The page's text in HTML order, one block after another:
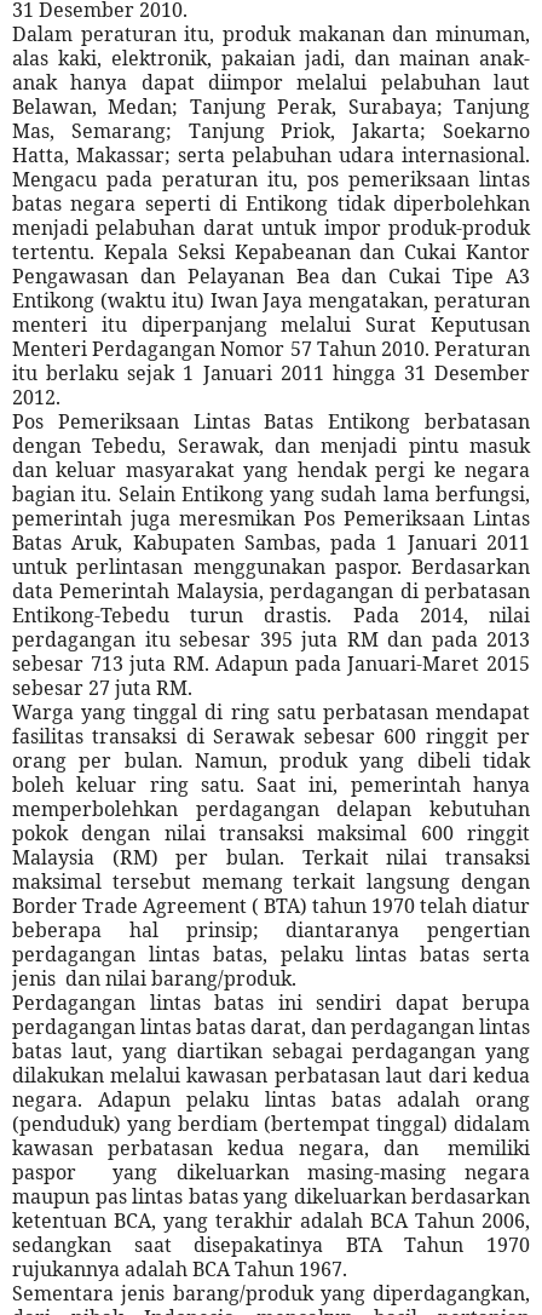
31 Desember 2010.
Dalam peraturan itu, produk makanan dan minuman,
alas kaki, elektronik, pakaian jadi, dan mainan anak-
anak hanya dapat diimpor melalui pelabuhan laut
Belawan, Medan; Tanjung Perak, Surabaya; Tanjung
Mas, Semarang; Tanjung Priok, Jakarta; Soekarno
Hatta, Makassar; serta pelabuhan udara internasional.
Mengacu pada peraturan itu, pos pemeriksaan lintas
batas negara seperti di Entikong tidak diperbolehkan
menjadi pelabuhan darat untuk impor produk-produk
tertentu. Kepala Seksi Kepabeanan dan Cukai Kantor
Pengawasan dan Pelayanan Bea dan Cukai Tipe A3
Entikong (waktu itu) Iwan Jaya mengatakan, peraturan
menteri itu diperpanjang melalui Surat Keputusan
Menteri Perdagangan Nomor 57 Tahun 2010. Peraturan
itu berlaku sejak 1 Januari 2011 hingga 31 Desember
2012.
Pos Pemeriksaan Lintas Batas Entikong berbatasan
dengan Tebedu, Serawak, dan menjadi pintu masuk
dan keluar masyarakat yang hendak pergi ke negara
bagian itu. Selain Entikong yang sudah lama berfungsi,
pemerintah juga meresmikan Pos Pemeriksaan Lintas
Batas Aruk, Kabupaten Sambas, pada 1 Januari 2011
untuk perlintasan menggunakan paspor. Berdasarkan
data Pemerintah Malaysia, perdagangan di perbatasan
Entikong-Tebedu turun drastis. Pada 2014, nilai
perdagangan itu sebesar 395 juta RM dan pada 2013
sebesar 713 juta RM. Adapun pada Januari-Maret 2015
sebesar 27 juta RM.
Warga yang tinggal di ring satu perbatasan mendapat
fasilitas transaksi di Serawak sebesar 600 ringgit per
orang per bulan. Namun, produk yang dibeli tidak
boleh keluar ring satu. Saat ini, pemerintah hanya
memperbolehkan perdagangan delapan kebutuhan
pokok dengan nilai transaksi maksimal 600 ringgit
Malaysia (RM) per bulan. Terkait nilai transaksi
maksimal tersebut memang terkait langsung dengan
Border Trade Agreement ( BTA) tahun 1970 telah diatur
beberapa hal prinsip; diantaranya pengertian
perdagangan lintas batas, pelaku lintas batas serta
jenis dan nilai barang/produk.
Perdagangan lintas batas ini sendiri dapat berupa
perdagangan lintas batas darat, dan perdagangan lintas
batas laut, yang diartikan sebagai perdagangan yang
dilakukan melalui kawasan perbatasan laut dari kedua
negara. Adapun pelaku lintas batas adalah orang
(penduduk) yang berdiam (bertempat tinggal) didalam
kawasan perbatasan kedua negara, dan
memiliki
paspor
yang dikeluarkan masing-masing negara
maupun pas lintas batas yang dikeluarkan berdasarkan
ketentuan BCA, yang terakhir adalah BCA Tahun 2006,
sedangkan saat disepakatinya BTA Tahun 1970
rujukannya adalah BCA Tahun 1967.
Sementara jenis barang/produk yang diperdagangkan,